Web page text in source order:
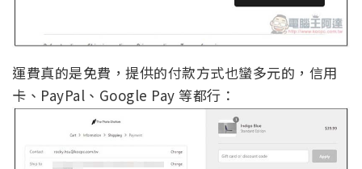
運費真的是免費，提供的付款方式也蠻多元的，信用
卡、PayPal、Google Pay 等都行：